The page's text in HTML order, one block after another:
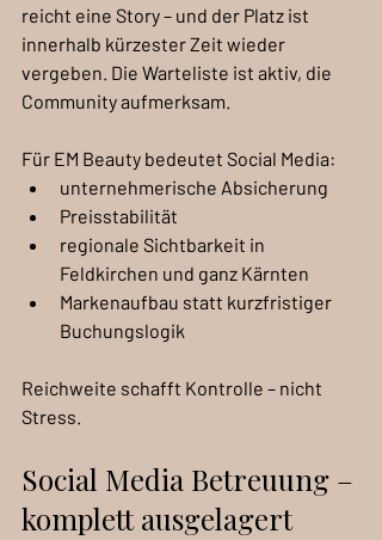
reicht eine Story – und der Platz ist
innerhalb kürzester Zeit wieder
vergeben. Die Warteliste ist aktiv, die
Community aufmerksam.
Für EM Beauty bedeutet Social Media:
unternehmerische Absicherung
Preisstabilität
regionale Sichtbarkeit in
Feldkirchen und ganz Kärnten
Markenaufbau statt kurzfristiger
Buchungslogik
Reichweite schafft Kontrolle – nicht
Stress.
Social Media Betreuung –
komplett ausgelagert